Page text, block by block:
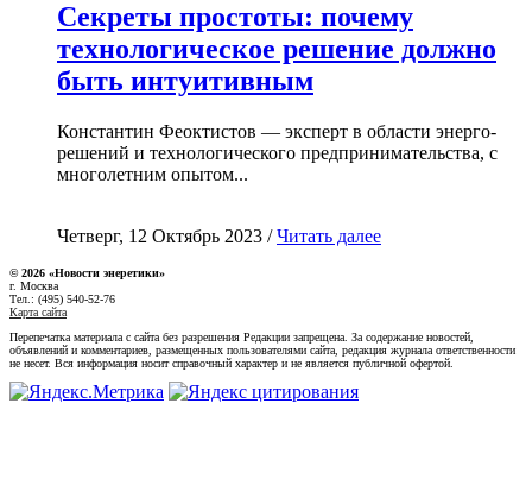
Секреты простоты: почему
технологическое решение должно
быть интуитивным
Константин Феоктистов — эксперт в области энерго-
решений и технологического предпринимательства, с
многолетним опытом...
Четверг, 12 Октябрь 2023 /Читать далее
© 2026 «Новости энеретики»
г. Москва
Тел.: (495) 540-52-76
Карта сайта
Перепечатка материала с сайта без разрешения Редакции запрещена. За содержание новостей,
объявлений и комментариев, размещенных пользователями сайта, редакция журнала ответственности
не несет. Вся информация носит справочный характер и не является публичной офертой.